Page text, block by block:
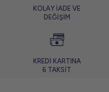
KOLAY İADE VE
DEĞİŞİM
KREDİ KARTINA
6 TAKSİT